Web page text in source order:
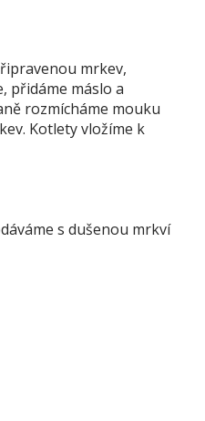
mrkev,
přidáme máslo a
rozmícháme mouku
Kotlety vložíme k
s dušenou mrkví